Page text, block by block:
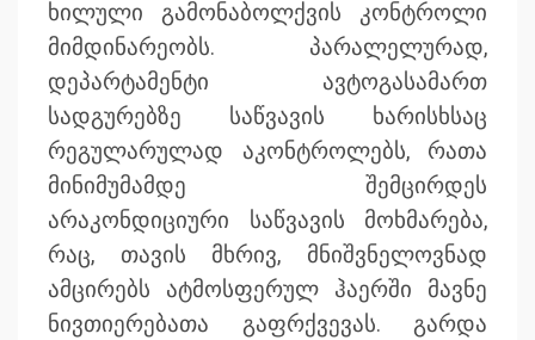
ხილული გამონაბოლქვის კონტროლი
მიმდინარეობს. პარალელურად,
დეპარტამენტი ავტოგასამართ
სადგურებზე საწვავის ხარისხსაც
რეგულარულად აკონტროლებს, რათა
მინიმუმამდე შემცირდეს
არაკონდიციური საწვავის მოხმარება,
რაც, თავის მხრივ, მნიშვნელოვნად
ამცირებს ატმოსფერულ ჰაერში მავნე
ნივთიერებათა გაფრქვევას. გარდა